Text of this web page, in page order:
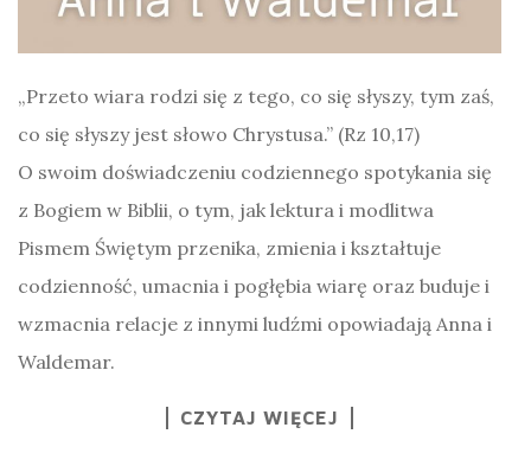
„Przeto wiara rodzi się z tego, co się słyszy, tym zaś,
co się słyszy jest słowo Chrystusa.” (Rz 10,17)
O swoim doświadczeniu codziennego spotykania się
z Bogiem w Biblii, o tym, jak lektura i modlitwa
Pismem Świętym przenika, zmienia i kształtuje
codzienność, umacnia i pogłębia wiarę oraz buduje i
wzmacnia relacje z innymi ludźmi opowiadają Anna i
Waldemar.
CZYTAJ WIĘCEJ